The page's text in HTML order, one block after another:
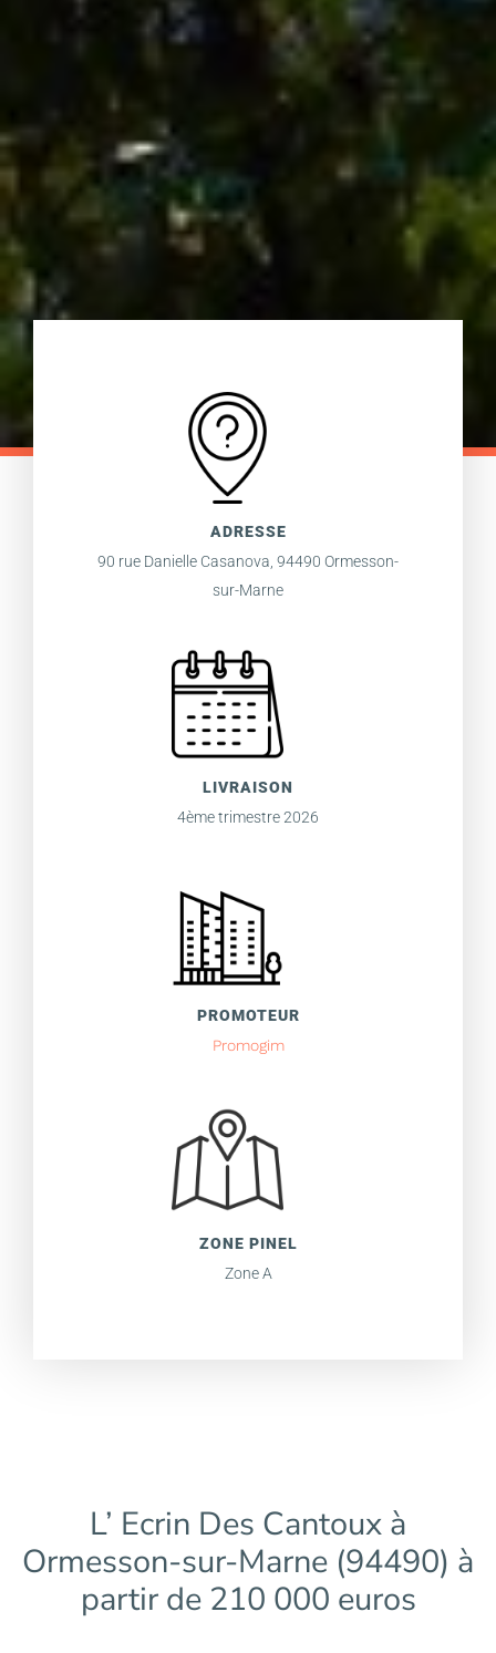
ADRESSE
90 rue Danielle Casanova, 94490 Ormesson-
sur-Marne
LIVRAISON
4ème trimestre 2026
PROMOTEUR
Promogim
ZONE PINEL
Zone A
L’ Ecrin Des Cantoux à
Ormesson-sur-Marne (94490) à
partir de 210 000 euros